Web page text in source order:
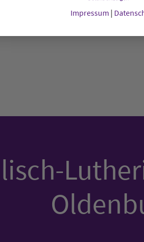
überreicht bekommen
Impressum |